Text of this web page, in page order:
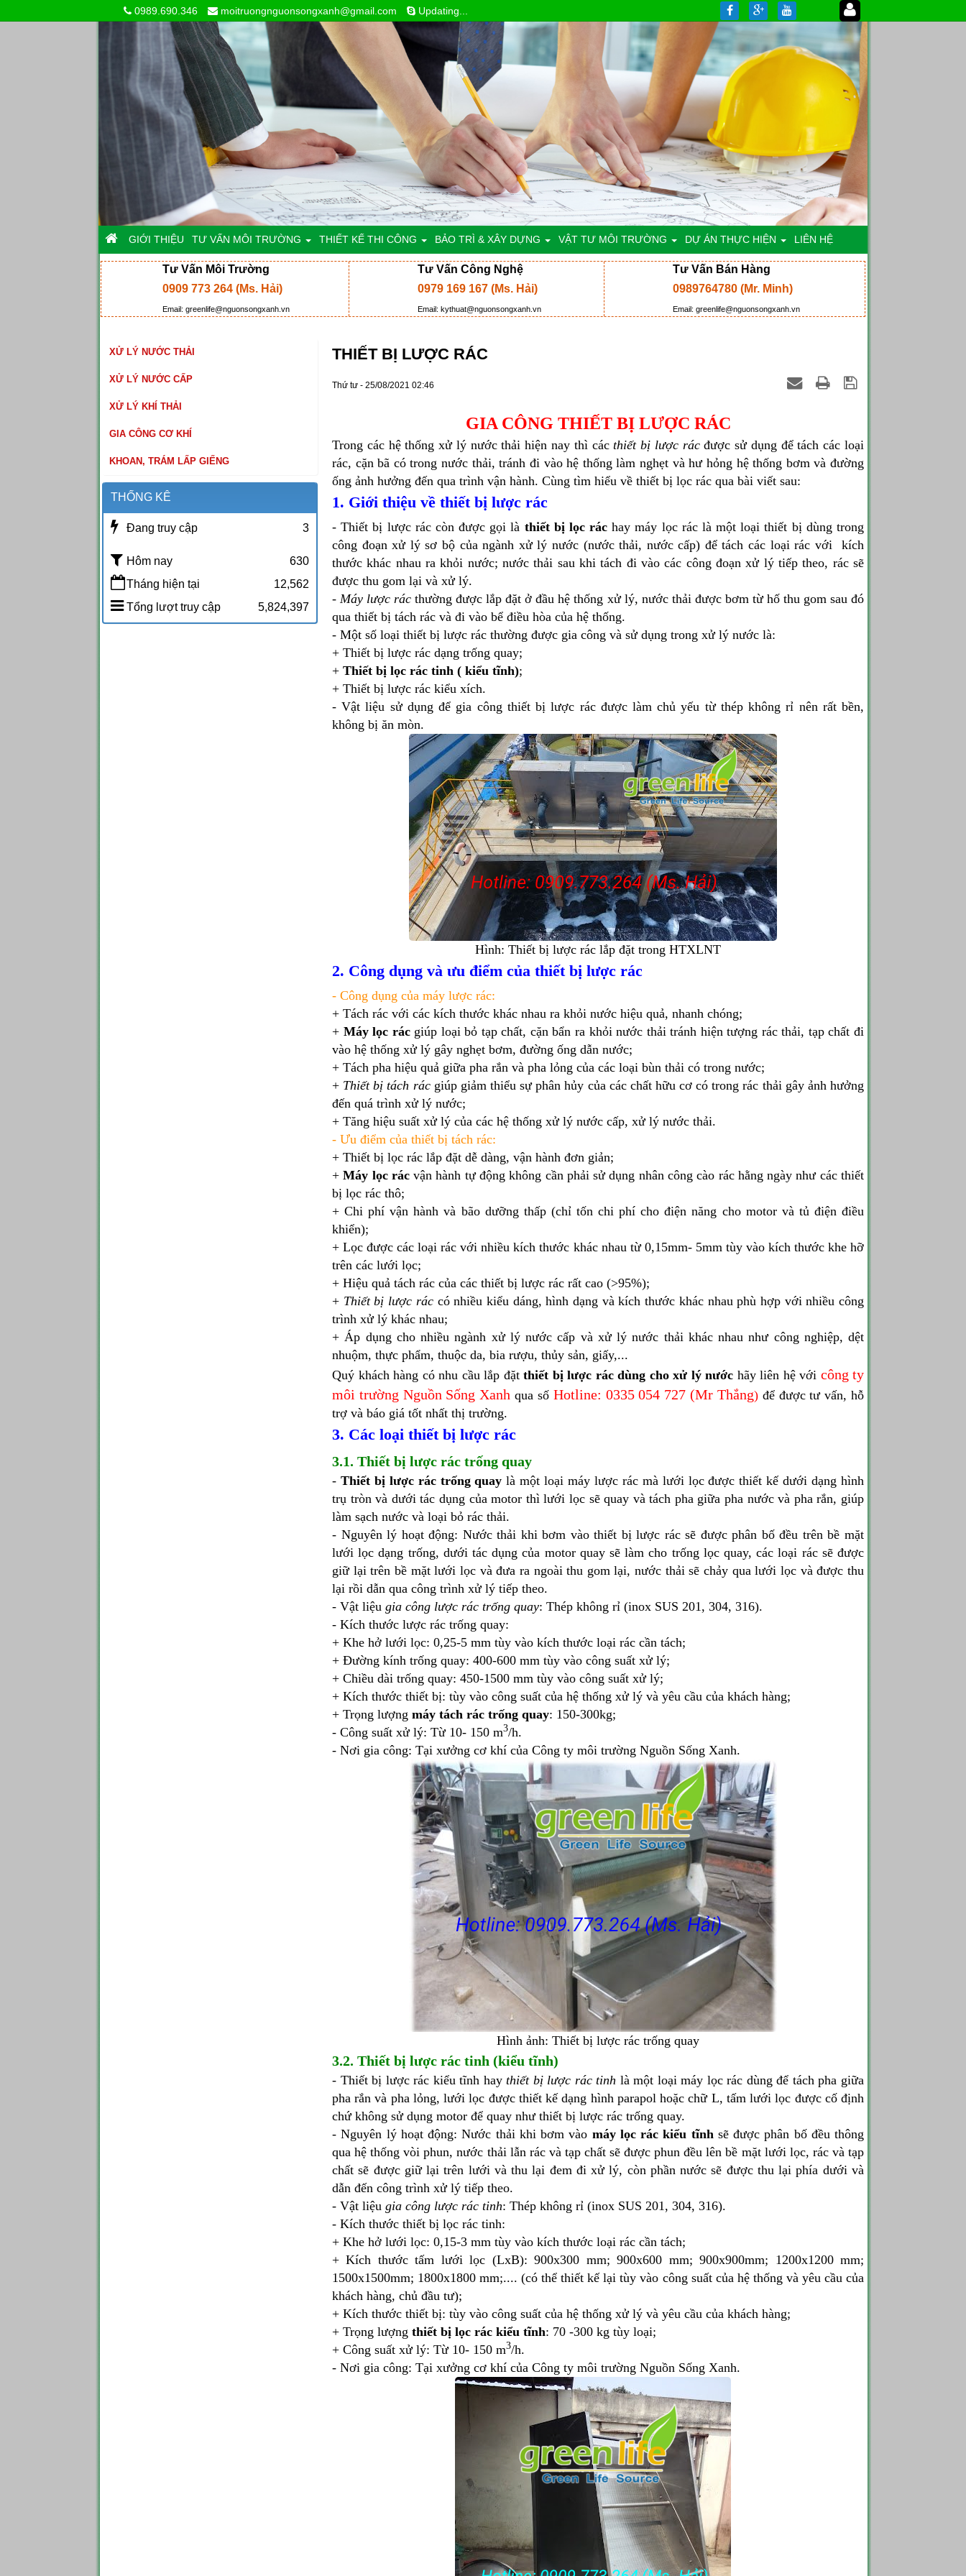
0989.690.346 moitruongnguonsongxanh@gmail.com Updating...
GIỚI THIỆU TƯ VẤN MÔI TRƯỜNG THIẾT KẾ THI CÔNG BẢO TRÌ & XÂY DỰNG VẬT TƯ MÔI TRƯỜNG DỰ ÁN THỰC HIỆN LIÊN HỆ
Tư Vấn Môi Trường
0909 773 264 (Ms. Hải)
Email: greenlife@nguonsongxanh.vn
Tư Vấn Công Nghệ
0979 169 167 (Ms. Hải)
Email: kythuat@nguonsongxanh.vn
Tư Vấn Bán Hàng
0989764780 (Mr. Minh)
Email: greenlife@nguonsongxanh.vn
THIẾT BỊ LƯỢC RÁC
Thứ tư - 25/08/2021 02:46
GIA CÔNG THIẾT BỊ LƯỢC RÁC
Trong các hệ thống xử lý nước thải hiện nay thì cácthiết bị lược rácđược sử dụng để tách các loại
rác, cặn bã có trong nước thải, tránh đi vào hệ thống làm nghẹt và hư hỏng hệ thống bơm và đường
ống ảnh hưởng đến qua trình vận hành. Cùng tìm hiểu về thiết bị lọc rác qua bài viết sau:
1. Giới thiệu về thiết bị lược rác
- Thiết bị lược rác còn được gọi là thiết bị lọc ráchay máy lọc rác là một loại thiết bị dùng trong
công đoạn xử lý sơ bộ của ngành xử lý nước (nước thải, nước cấp) để tách các loại rác với kích
thước khác nhau ra khỏi nước; nước thải sau khi tách đi vào các công đoạn xử lý tiếp theo, rác sẽ
được thu gom lại và xử lý.
-Máy lược rácthường được lắp đặt ở đầu hệ thống xử lý, nước thải được bơm từ hố thu gom sau đó
qua thiết bị tách rác và đi vào bể điều hòa của hệ thống.
- Một số loại thiết bị lược rác thường được gia công và sử dụng trong xử lý nước là:
+ Thiết bị lược rác dạng trống quay;
+ Thiết bị lọc rác tinh ( kiểu tĩnh);
+ Thiết bị lược rác kiểu xích.
- Vật liệu sử dụng để gia công thiết bị lược rác được làm chủ yếu từ thép không rỉ nên rất bền,
không bị ăn mòn.
Hình: Thiết bị lược rác lắp đặt trong HTXLNT
2. Công dụng và ưu điểm của thiết bị lược rác
- Công dụng của máy lược rác:
+ Tách rác với các kích thước khác nhau ra khỏi nước hiệu quả, nhanh chóng;
+ Máy lọc rác giúp loại bỏ tạp chất, cặn bẩn ra khỏi nước thải tránh hiện tượng rác thải, tạp chất đi
vào hệ thống xử lý gây nghẹt bơm, đường ống dẫn nước;
+ Tách pha hiệu quả giữa pha rắn và pha lỏng của các loại bùn thải có trong nước;
+ Thiết bị tách rácgiúp giảm thiểu sự phân hủy của các chất hữu cơ có trong rác thải gây ảnh hưởng
đến quá trình xử lý nước;
+ Tăng hiệu suất xử lý của các hệ thống xử lý nước cấp, xử lý nước thải.
- Ưu điểm của thiết bị tách rác:
+ Thiết bị lọc rác lắp đặt dễ dàng, vận hành đơn giản;
+Máy lọc rácvận hành tự động không cần phải sử dụng nhân công cào rác hằng ngày như các thiết
bị lọc rác thô;
+ Chi phí vận hành và bão dưỡng thấp (chỉ tốn chi phí cho điện năng cho motor và tủ điện điều
khiển);
+ Lọc được các loại rác với nhiều kích thước khác nhau từ 0,15mm- 5mm tùy vào kích thước khe hỡ
trên các lưới lọc;
+ Hiệu quả tách rác của các thiết bị lược rác rất cao (>95%);
+ Thiết bị lược rác có nhiều kiểu dáng, hình dạng và kích thước khác nhau phù hợp với nhiều công
trình xử lý khác nhau;
+ Áp dụng cho nhiều ngành xử lý nước cấp và xử lý nước thải khác nhau như công nghiệp, dệt
nhuộm, thực phẩm, thuộc da, bia rượu, thủy sản, giấy,...
Quý khách hàng có nhu cầu lắp đặt thiết bị lược rác dùng cho xử lý nước hãy liên hệ với công ty
môi trường Nguồn Sống Xanh qua số Hotline: 0335 054 727 (Mr Thắng)để được tư vấn, hỗ
trợ và báo giá tốt nhất thị trường.
3. Các loại thiết bị lược rác
3.1. Thiết bị lược rác trống quay
- Thiết bị lược rác trống quaylà một loại máy lược rác mà lưới lọc được thiết kế dưới dạng hình
trụ tròn và dưới tác dụng của motor thì lưới lọc sẽ quay và tách pha giữa pha nước và pha rắn, giúp
làm sạch nước và loại bỏ rác thải.
- Nguyên lý hoạt động: Nước thải khi bơm vào thiết bị lược rác sẽ được phân bố đều trên bề mặt
lưới lọc dạng trống, dưới tác dụng của motor quay sẽ làm cho trống lọc quay, các loại rác sẽ được
giữ lại trên bề mặt lưới lọc và đưa ra ngoài thu gom lại, nước thải sẽ chảy qua lưới lọc và được thu
lại rồi dẫn qua công trình xử lý tiếp theo.
- Vật liệu gia công lược rác trống quay: Thép không rỉ (inox SUS 201, 304, 316).
- Kích thước lược rác trống quay:
+ Khe hở lưới lọc: 0,25-5 mm tùy vào kích thước loại rác cần tách;
+ Đường kính trống quay: 400-600 mm tùy vào công suất xử lý;
+ Chiều dài trống quay: 450-1500 mm tùy vào công suất xử lý;
+ Kích thước thiết bị: tùy vào công suất của hệ thống xử lý và yêu cầu của khách hàng;
+ Trọng lượng máy tách rác trống quay: 150-300kg;
- Công suất xử lý: Từ 10- 150 m3/h.
- Nơi gia công: Tại xưởng cơ khí của Công ty môi trường Nguồn Sống Xanh.
Hình ảnh: Thiết bị lược rác trống quay
3.2. Thiết bị lược rác tinh (kiểu tĩnh)
- Thiết bị lược rác kiểu tĩnh haythiết bị lược rác tinh là một loại máy lọc rác dùng để tách pha giữa
pha rắn và pha lỏng, lưới lọc được thiết kế dạng hình parapol hoặc chữ L, tấm lưới lọc được cố định
chứ không sử dụng motor để quay như thiết bị lược rác trống quay.
- Nguyên lý hoạt động: Nước thải khi bơm vào máy lọc rác kiểu tĩnh sẽ được phân bố đều thông
qua hệ thống vòi phun, nước thải lẫn rác và tạp chất sẽ được phun đều lên bề mặt lưới lọc, rác và tạp
chất sẽ được giữ lại trên lưới và thu lại đem đi xử lý, còn phần nước sẽ được thu lại phía dưới và
dẫn đến công trình xử lý tiếp theo.
- Vật liệu gia công lược rác tinh: Thép không rỉ (inox SUS 201, 304, 316).
- Kích thước thiết bị lọc rác tinh:
+ Khe hở lưới lọc: 0,15-3 mm tùy vào kích thước loại rác cần tách;
+ Kích thước tấm lưới lọc (LxB): 900x300 mm; 900x600 mm; 900x900mm; 1200x1200 mm;
1500x1500mm; 1800x1800 mm;.... (có thể thiết kế lại tùy vào công suất của hệ thống và yêu cầu của
khách hàng, chủ đầu tư);
+ Kích thước thiết bị: tùy vào công suất của hệ thống xử lý và yêu cầu của khách hàng;
+ Trọng lượng thiết bị lọc rác kiểu tĩnh: 70 -300 kg tùy loại;
+ Công suất xử lý: Từ 10- 150 m3/h.
- Nơi gia công: Tại xưởng cơ khí của Công ty môi trường Nguồn Sống Xanh.
XỬ LÝ NƯỚC THẢI
XỬ LÝ NƯỚC CẤP
XỬ LÝ KHÍ THẢI
GIA CÔNG CƠ KHÍ
KHOAN, TRÁM LẤP GIẾNG
THỐNG KÊ
Đang truy cập 3
Hôm nay
630
Tháng hiện tại
12,562
Tổng lượt truy cập
5,824,397